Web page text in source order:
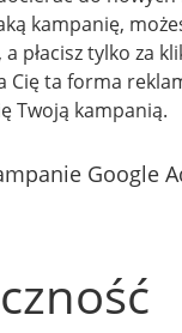
kampanię,
płacisz tylko za
Cię ta forma
Twoją kampanią.
Google